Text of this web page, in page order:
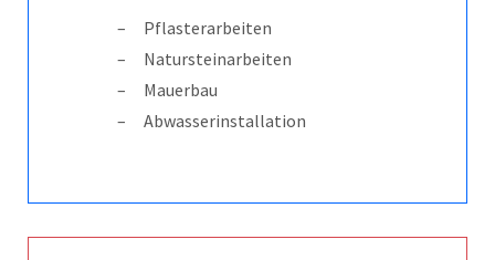
Pflasterarbeiten
Natursteinarbeiten
Mauerbau
Abwasserinstallation